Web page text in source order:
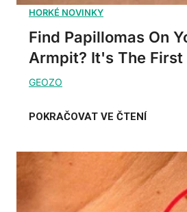
Find Papillomas On
Armpit? It's The First